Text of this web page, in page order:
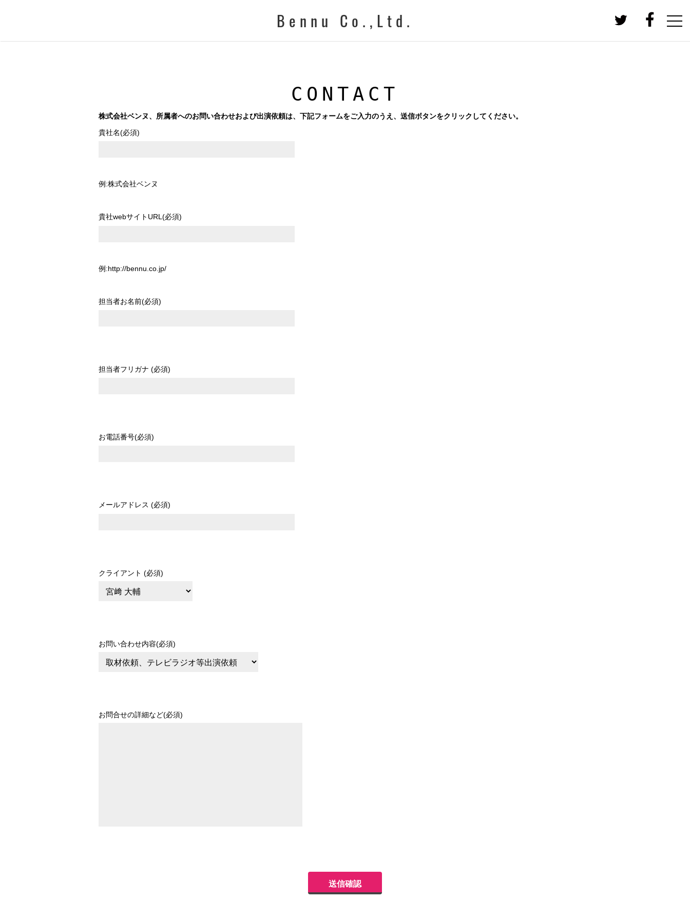
Bennu Co.,Ltd.
CONTACT
株式会社ベンヌ、所属者へのお問い合わせおよび出演依頼は、下記フォームをご入力のうえ、送信ボタンをクリックしてください。
貴社名(必須)
例:株式会社ベンヌ
貴社webサイトURL(必須)
例:http://bennu.co.jp/
担当者お名前(必須)
担当者フリガナ (必須)
お電話番号(必須)
メールアドレス (必須)
クライアント (必須)
お問い合わせ内容(必須)
お問合せの詳細など(必須)